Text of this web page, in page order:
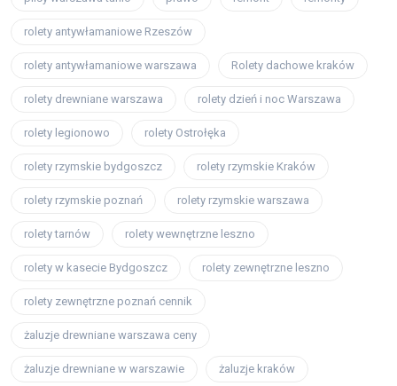
rolety antywłamaniowe Rzeszów
rolety antywłamaniowe warszawa Rolety dachowe kraków
rolety drewniane warszawa rolety dzień i noc Warszawa
rolety legionowo rolety Ostrołęka
rolety rzymskie bydgoszcz rolety rzymskie Kraków
rolety rzymskie poznań rolety rzymskie warszawa
rolety tarnów rolety wewnętrzne leszno
rolety w kasecie Bydgoszcz rolety zewnętrzne leszno
rolety zewnętrzne poznań cennik
żaluzje drewniane warszawa ceny
żaluzje drewniane w warszawie żaluzje kraków